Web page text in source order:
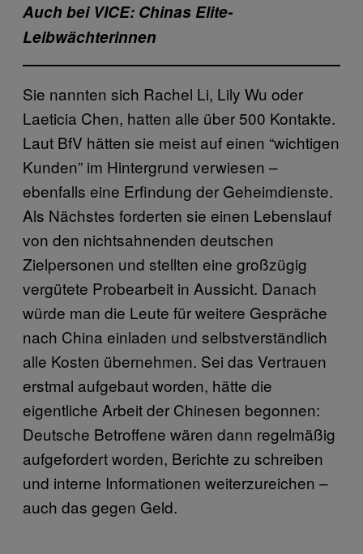
Auch bei VICE: Chinas Elite-
Leibwächterinnen
Sie nannten sich Rachel Li, Lily Wu oder
Laeticia Chen, hatten alle über 500 Kontakte.
Laut BfV hätten sie meist auf einen “wichtigen
Kunden” im Hintergrund verwiesen –
ebenfalls eine Erfindung der Geheimdienste.
Als Nächstes forderten sie einen Lebenslauf
von den nichtsahnenden deutschen
Zielpersonen und stellten eine großzügig
vergütete Probearbeit in Aussicht. Danach
würde man die Leute für weitere Gespräche
nach China einladen und selbstverständlich
alle Kosten übernehmen. Sei das Vertrauen
erstmal aufgebaut worden, hätte die
eigentliche Arbeit der Chinesen begonnen:
Deutsche Betroffene wären dann regelmäßig
aufgefordert worden, Berichte zu schreiben
und interne Informationen weiterzureichen –
auch das gegen Geld.